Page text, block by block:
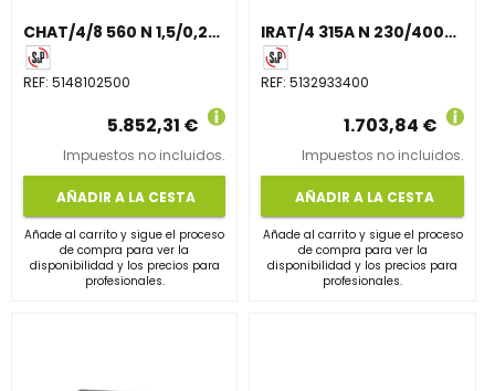
CHAT/4/8 560 N 1,5/0,25KW (400V 50) F400 N8
REF: 5148102500
5.852,31 €
Impuestos no incluidos.
AÑADIR A LA CESTA
Añade al carrito y sigue el proceso
de compra para ver la
disponibilidad y los precios para
profesionales.
IRAT/4 315A N 230/400V50HZ 355/100 VE
REF:5132933400
1.703,84 €
Impuestos no incluidos.
AÑADIR A LA CESTA
Añade al carrito y sigue el proceso
de compra para ver la
disponibilidad y los precios para
profesionales.